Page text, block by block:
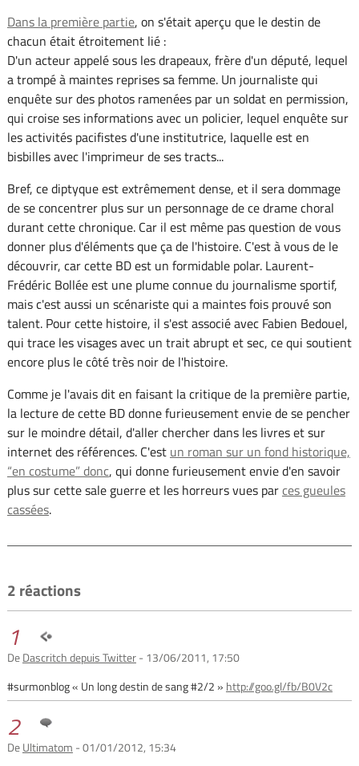
Dans la première partie, on s'était aperçu que le destin de
chacun était étroitement lié :
D'un acteur appelé sous les drapeaux, frère d'un député, lequel
a trompé à maintes reprises sa femme. Un journaliste qui
enquête sur des photos ramenées par un soldat en permission,
qui croise ses informations avec un policier, lequel enquête sur
les activités pacifistes d'une institutrice, laquelle est en
bisbilles avec l'imprimeur de ses tracts...
Bref, ce diptyque est extrêmement dense, et il sera dommage
de se concentrer plus sur un personnage de ce drame choral
durant cette chronique. Car il est même pas question de vous
donner plus d'éléments que ça de l'histoire. C'est à vous de le
découvrir, car cette BD est un formidable polar. Laurent-
Frédéric Bollée est une plume connue du journalisme sportif,
mais c'est aussi un scénariste qui a maintes fois prouvé son
talent. Pour cette histoire, il s'est associé avec Fabien Bedouel,
qui trace les visages avec un trait abrupt et sec, ce qui soutient
encore plus le côté très noir de l'histoire.
Comme je l'avais dit en faisant la critique de la première partie,
la lecture de cette BD donne furieusement envie de se pencher
sur le moindre détail, d'aller chercher dans les livres et sur
internet des références. C'est un roman sur un fond historique,
“en costume” donc, qui donne furieusement envie d'en savoir
plus sur cette sale guerre et les horreurs vues parces gueules
cassées.
2 réactions
1
DeDascritch depuis Twitter- 13/06/2011, 17:50
#surmonblog « Un long destin de sang #2/2 » http://goo.gl/fb/B0V2c
2
DeUltimatom - 01/01/2012, 15:34